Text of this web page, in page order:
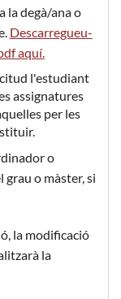
la degà/ana o
Descarregueu-
aquí.
l'estudiant
assignatures
per les
o
o màster, si
la modificació
la